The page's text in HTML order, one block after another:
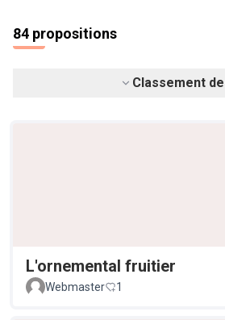
84 propositions
Classement
L'ornemental fruitier
Webmaster
1